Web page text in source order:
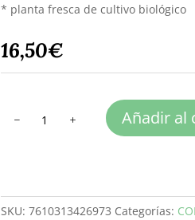
* planta fresca de cultivo biológico
16,50€
SPRAY
Añadir al
SKU: 7610313426973 Categorías: